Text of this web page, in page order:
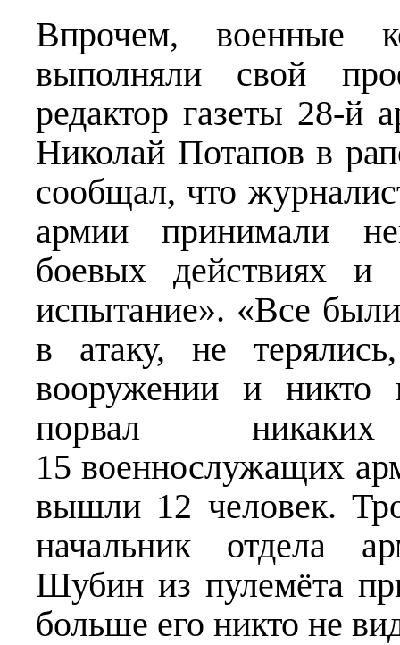
Впрочем, военные
выполняли свой
редактор газеты 28-й
Николай Потапов в
сообщал, что
армии принимали
боевых действиях
испытание». «Все
в атаку, не
вооружении и никто
порвал
15 военнослужащих
вышли 12 человек.
начальник отдела
Шубин из пулемёта
больше его никто не